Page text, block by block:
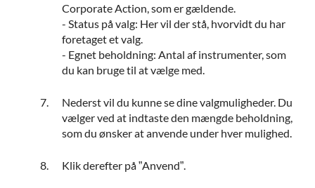
Corporate Action, som er gældende.
- Status på valg: Her vil der stå, hvorvidt du har
foretaget et valg.
- Egnet beholdning: Antal af instrumenter, som
du kan bruge til at vælge med.
Nederst vil du kunne se dine valgmuligheder. Du
vælger ved at indtaste den mængde beholdning,
som du ønsker at anvende under hver mulighed.
Klik derefter på ”Anvend”.